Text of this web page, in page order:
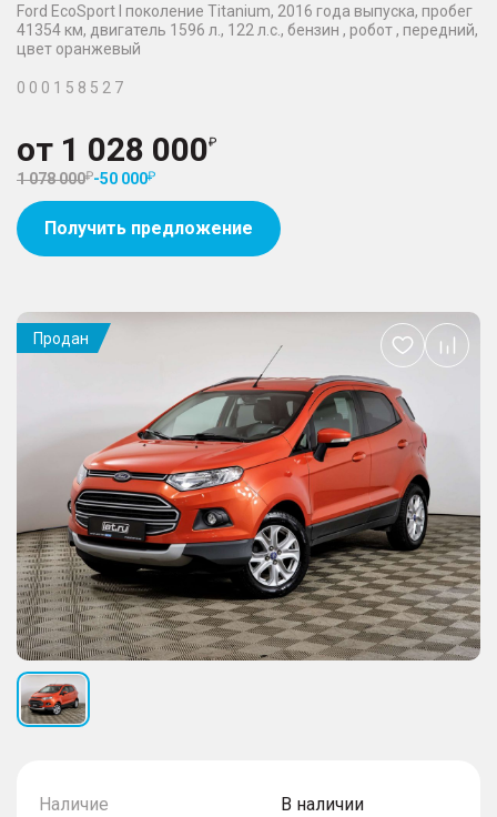
Ford EcoSport I поколение Titanium, 2016 года выпуска, пробег
41354 км, двигатель 1596 л., 122 л.с., бензин , робот , передний,
цвет оранжевый
0 0 0 1 5 8 5 2 7
от 1 028 000
1 078 000 -50 000
Получить предложение
Наличие В наличии
Продан
Добавить
в
избранное